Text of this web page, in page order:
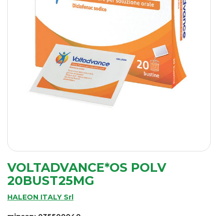
VOLTADVANCE*OS POLV
20BUST25MG
HALEON ITALY Srl